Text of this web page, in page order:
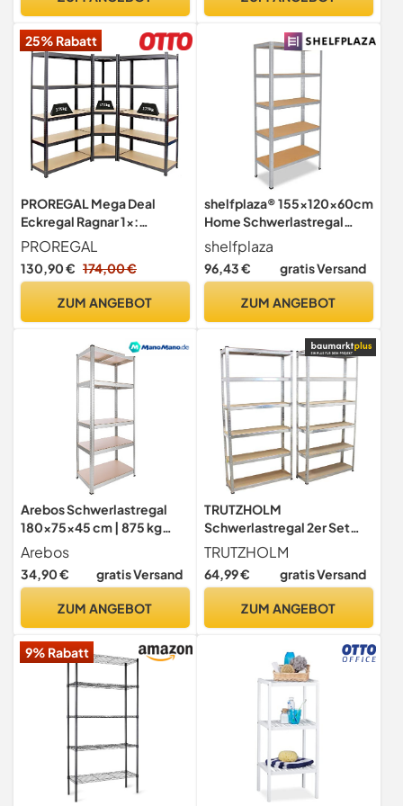
25% Rabatt
PROREGAL Mega Deal
Eckregal Ragnar 1x:
180x70x40cm | 2X:
180x90x40cm Schwarz
Fachlast 175kg, Kellerregal,
Lagerregal
PROREGAL
130,90 € 174,00 €
ZUM ANGEBOT
shelfplaza® 155x120x60cm
Home Schwerlastregal
verzinkt/Metallregal mit 5
Böden/Kellerregal Metall,
Garagenregal,
Lagerregal/Steckregal
shelfplaza
96,43 € gratis Versand
ZUM ANGEBOT
Arebos Schwerlastregal
180x75x45 cm | 875 kg
Tragkraft | 5 MDF-Platten |
Einfache Montage durch
Stecksystem Regal
Steckregal Werkstattregal
Arebos
34,90 € gratis Versand
ZUM ANGEBOT
TRUTZHOLM
Schwerlastregal 2er Set
200x100x30 cm verzinkt,
Steckregal mit 6 MDF-
Böden je Regal, 900 kg
Keller Garage Büro Archiv
TRUTZHOLM
64,99 € gratis Versand
ZUM ANGEBOT
9% Rabatt